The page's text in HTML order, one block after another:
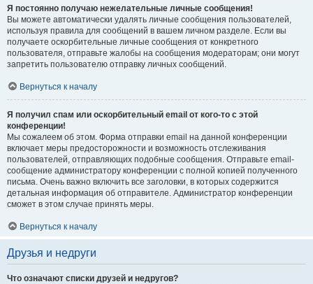
Я постоянно получаю нежелательные личные сообщения!
Вы можете автоматически удалять личные сообщения пользователей,
используя правила для сообщений в вашем личном разделе. Если вы
получаете оскорбительные личные сообщения от конкретного
пользователя, отправьте жалобы на сообщения модераторам; они могут
запретить пользователю отправку личных сообщений.
Вернуться к началу
Я получил спам или оскорбительный email от кого-то с этой
конференции!
Мы сожалеем об этом. Форма отправки email на данной конференции
включает меры предосторожности и возможность отслеживания
пользователей, отправляющих подобные сообщения. Отправьте email-
сообщение администратору конференции с полной копией полученного
письма. Очень важно включить все заголовки, в которых содержится
детальная информация об отправителе. Администратор конференции
сможет в этом случае принять меры.
Вернуться к началу
Друзья и недруги
Что означают списки друзей и недругов?